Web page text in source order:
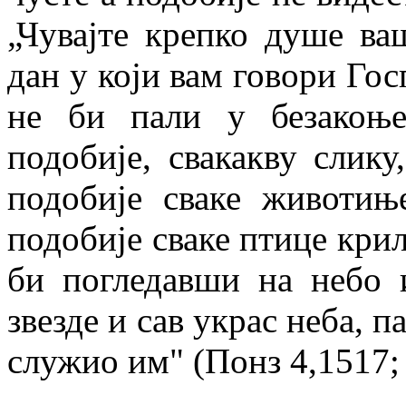
„Чувајте крепко душе
дан у који вам говори
не би пали у
подобије, свакакву
подобије сваке
подобије сваке птице
би погледавши на
звезде и сав украс неба,
служио им" (Понз